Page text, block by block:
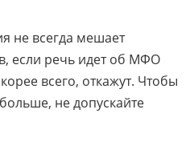
не всегда мешает
если речь идет об МФО
всего, откажут. Чтобы
не допускайте